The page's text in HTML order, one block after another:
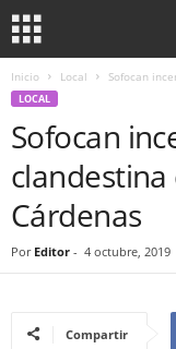
Inicio Local Sofocan
LOCAL
Sofocan
Cárdenas
Por Editor - 4 octubre, 2019
Compartir